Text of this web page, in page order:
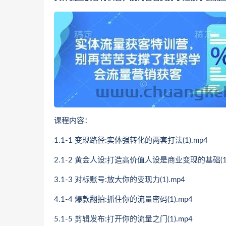
课程内容：
1.1-1 变现路径:实体强转化的两套打法(1).mp4
2.1-2 黄金人设:打造高价值人设是商业变现的基础
3.1-3 对标账号:放大你的变现力(1).mp4
4.1-4 爆款翻拍:抓住你的流量密码(1).mp4
5.1-5 剪辑发布:打开你的流量之门(1).mp4